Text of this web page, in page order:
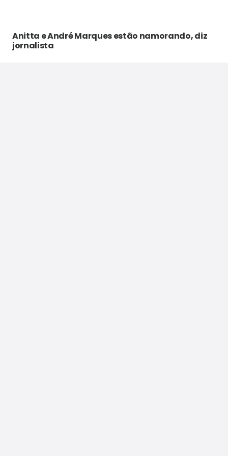
Anitta e André Marques estão namorando, diz
jornalista